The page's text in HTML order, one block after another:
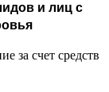
и лиц с
за счет средств